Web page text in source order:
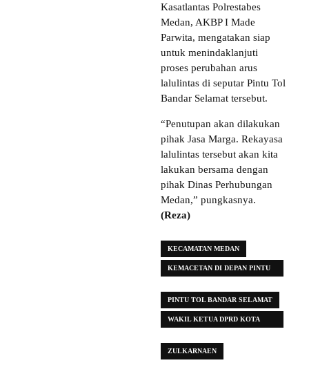
Kasatlantas Polrestabes
Medan, AKBP I Made
Parwita, mengatakan siap
untuk menindaklanjuti
proses perubahan arus
lalulintas di seputar Pintu Tol
Bandar Selamat tersebut.
“Penutupan akan dilakukan
pihak Jasa Marga. Rekayasa
lalulintas tersebut akan kita
lakukan bersama dengan
pihak Dinas Perhubungan
Medan,” pungkasnya.
(Reza)
KECAMATAN MEDAN
KEMACETAN DI DEPAN PINTU
PINTU TOL BANDAR SELAMAT
WAKIL KETUA DPRD KOTA
ZULKARNAEN